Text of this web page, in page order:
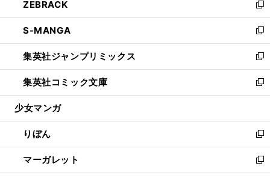
く
で
開
く
ド
ウ
で
開
く
ィ
ン
ド
ウ
で
開
く
い
ウ
ィ
ン
ド
ウ
で
開
ZEBRACK
新
し
い
ウ
ィ
ン
ド
ウ
開
く
S-MANGA
新
し
い
ウ
ィ
ン
ウ
で
開
く
集英社ジャンプリミックス
新
し
い
ウ
ン
ド
ウ
で
開
集英社コミック文庫
新
し
ウ
ィ
ン
ド
ウ
少女マンガ
りぼん
新
し
い
ウ
マーガレット
新
し